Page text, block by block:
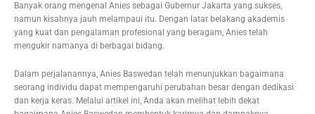
Banyak orang mengenal Anies sebagai Gubernur Jakarta yang sukses,
namun kisahnya jauh melampaui itu. Dengan latar belakang akademis
yang kuat dan pengalaman profesional yang beragam, Anies telah
mengukir namanya di berbagai bidang.
Dalam perjalanannya, Anies Baswedan telah menunjukkan bagaimana
seorang individu dapat mempengaruhi perubahan besar dengan dedikasi
dan kerja keras. Melalui artikel ini, Anda akan melihat lebih dekat